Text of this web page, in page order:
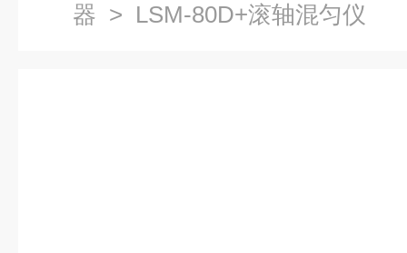
器 > LSM-80D+滚轴混匀仪